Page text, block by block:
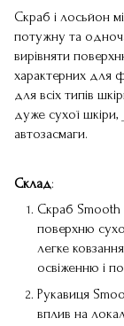
Скраб і лосьйон
потужну та
вирівняти
характерних для
для всіх типів
дуже сухої шкіри,
автозасмаги.
Склад:
Скраб Smooth
поверхню
легке
освіженню і
Рукавиця
вплив на